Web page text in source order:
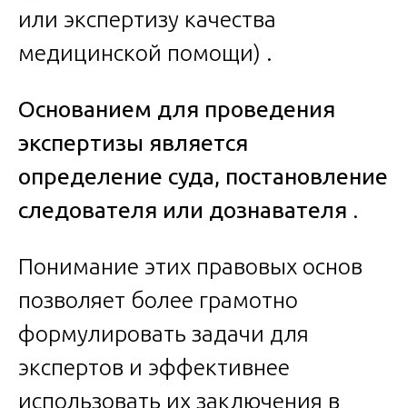
или экспертизу качества
медицинской помощи) .
Основанием для проведения
экспертизы является
определение суда, постановление
следователя или дознавателя .
Понимание этих правовых основ
позволяет более грамотно
формулировать задачи для
экспертов и эффективнее
использовать их заключения в